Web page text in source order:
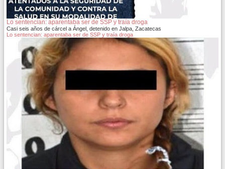
Lo sentencian: aparentaba ser de SSP y traía droga
Casi seis años de cárcel a Ángel, detenido en Jalpa, Zacatecas
Lo sentencian: aparentaba ser de SSP y traía droga